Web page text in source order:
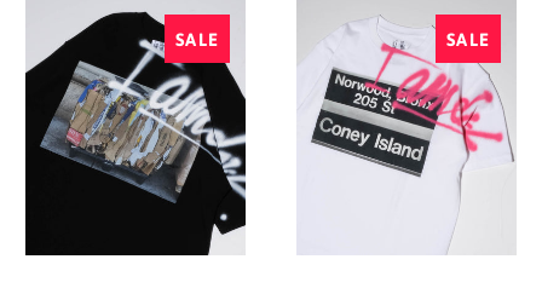
SALE
I
AM
DORK
"TRASH
PRINT
T-
SHIRT"
(BLACK)
SALE
AM
DORK
"
CONEY
ISLAND
PRINT
ガーナ (JPY ¥)
ガーンジー (GBP £)
キプロス (EUR €)
キュラソー (ANG ƒ)